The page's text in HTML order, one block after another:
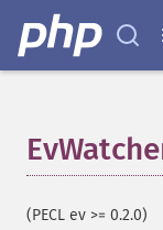
(PECL ev >= 0.2.0)